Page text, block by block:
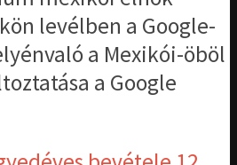
levélben a Google-
a Mexikói-öböl
a Google